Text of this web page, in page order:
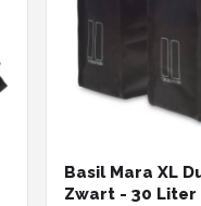
Basil Mara XL
Zwart - 30 Liter